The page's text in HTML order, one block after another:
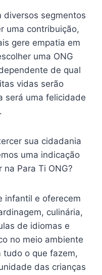
diversos segmentos
uma contribuição,
gere empatia em
uma ONG
de qual
vidas serão
será uma felicidade
sua cidadania
uma indicação
Para Ti ONG?
infantil e oferecem
culinária,
de idiomas e
no meio ambiente
o que fazem,
das crianças